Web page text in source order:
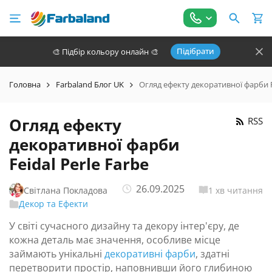
🎨 Підбір кольору онлайн 🎨 Підібрати
Головна Farbaland Блог UK Огляд ефекту декоративної фарби
Огляд ефекту
декоративної фарби
Feidal Perle Farbe
RSS
Світлана Покладова 26.09.2025
1 хв читання
Декор та Ефекти
У світі сучасного дизайну та декору інтер'єру, де
кожна деталь має значення, особливе місце
займають унікальні декоративні фарби, здатні
перетворити простір, наповнивши його глибиною